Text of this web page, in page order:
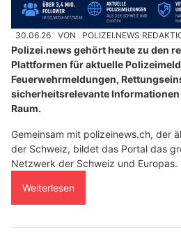
30.06.26 VON POLIZEI.NEWS
Polizei.news gehört heute zu den
Plattformen für aktuelle
Feuerwehrmeldungen,
sicherheitsrelevante
Raum.
Gemeinsam mit polizeinews.ch, der
der Schweiz, bildet das Portal das
Netzwerk der Schweiz und Europas.
Weiterlesen